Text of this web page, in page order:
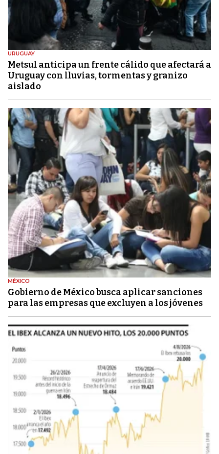
URUGUAY
Metsul anticipa un frente cálido que afectará a
Uruguay con lluvias, tormentas y granizo
aislado
MÉXICO
Gobierno de México busca aplicar sanciones
para las empresas que excluyen a los jóvenes